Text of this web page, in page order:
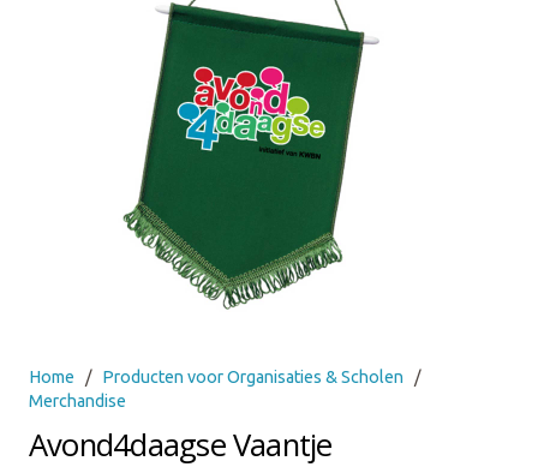
Home / Producten voor Organisaties & Scholen
/
Merchandise
Avond4daagse Vaantje